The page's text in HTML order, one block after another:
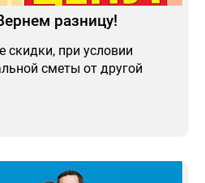
разницу!
скидки, при условии
сметы от другой